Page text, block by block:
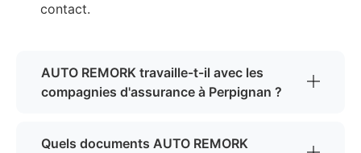
contact.
AUTO REMORK travaille-t-il avec les
compagnies d'assurance à Perpignan ?
Quels documents AUTO REMORK